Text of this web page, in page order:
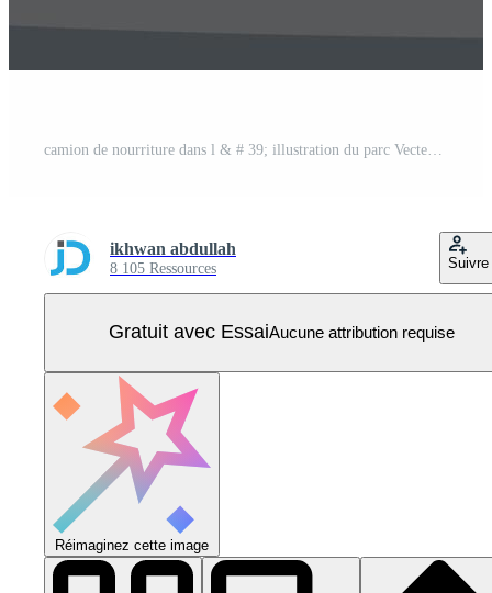
ikhwan abdullah
8 105 Ressources Suivre
Gratuit avec EssaiAucune attribution requise
Réimaginez cette image